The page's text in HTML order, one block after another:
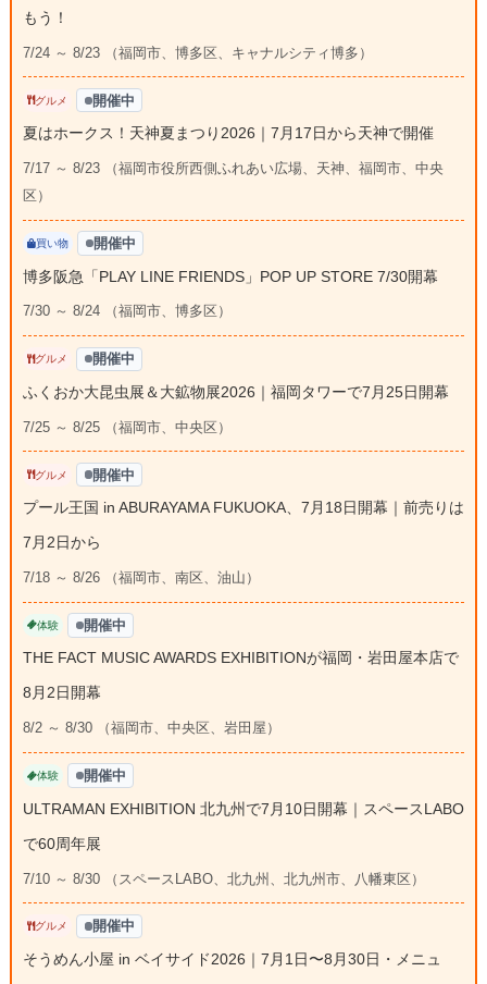
もう！
7/24 ～ 8/23 （福岡市、博多区、キャナルシティ博多）
グルメ 開催中
夏はホークス！天神夏まつり2026｜7月17日から天神で開催
7/17 ～ 8/23 （福岡市役所西側ふれあい広場、天神、福岡市、中央
区）
買い物 開催中
博多阪急「PLAY LINE FRIENDS」POP UP STORE 7/30開幕
7/30 ～ 8/24 （福岡市、博多区）
グルメ 開催中
ふくおか大昆虫展＆大鉱物展2026｜福岡タワーで7月25日開幕
7/25 ～ 8/25 （福岡市、中央区）
グルメ 開催中
プール王国 in ABURAYAMA FUKUOKA、7月18日開幕｜前売りは
7月2日から
7/18 ～ 8/26 （福岡市、南区、油山）
体験 開催中
THE FACT MUSIC AWARDS EXHIBITIONが福岡・岩田屋本店で
8月2日開幕
8/2 ～ 8/30 （福岡市、中央区、岩田屋）
体験 開催中
ULTRAMAN EXHIBITION 北九州で7月10日開幕｜スペースLABO
で60周年展
7/10 ～ 8/30 （スペースLABO、北九州、北九州市、八幡東区）
グルメ 開催中
そうめん小屋 in ベイサイド2026｜7月1日〜8月30日・メニュ